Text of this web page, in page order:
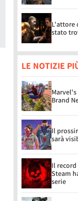
L'attore
stato
LE NOTIZIE
Brand
Il
sarà
Il record
Steam
serie